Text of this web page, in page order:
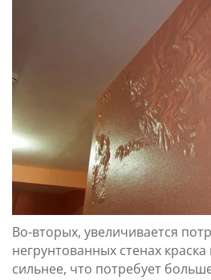
Во-вторых, увеличивается
негрунтованных стенах
сильнее, что потребует